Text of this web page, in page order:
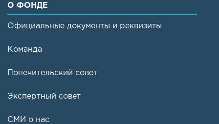
О ФОНДЕ
Официальные документы и реквизиты
Команда
Попечительский совет
Экспертный совет
СМИ о нас